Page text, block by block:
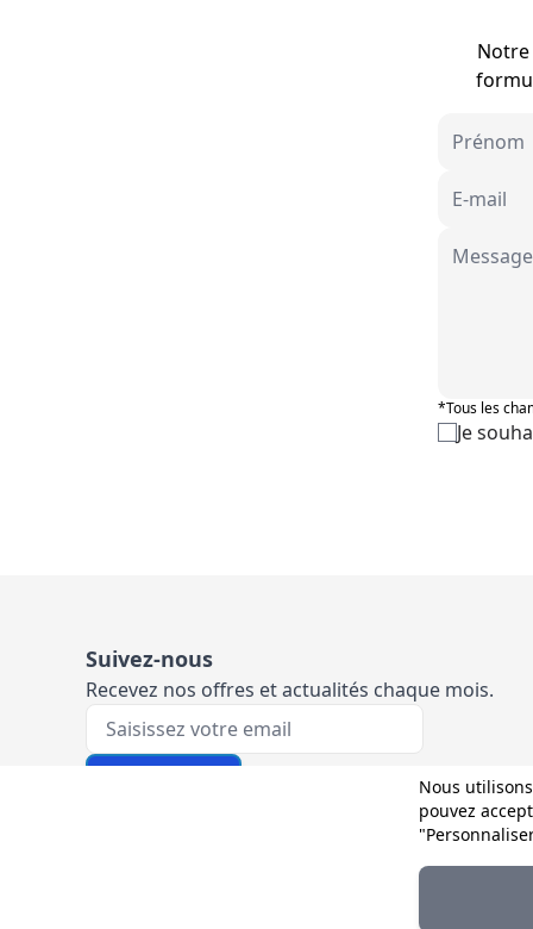
Nous
pouvez
*Tous les
Je
Suivez-nous
Recevez nos offres et actualités chaque mois.
Votre e-mail
© 2025 D-Direct. Tous droits réservés par Wetrust.es